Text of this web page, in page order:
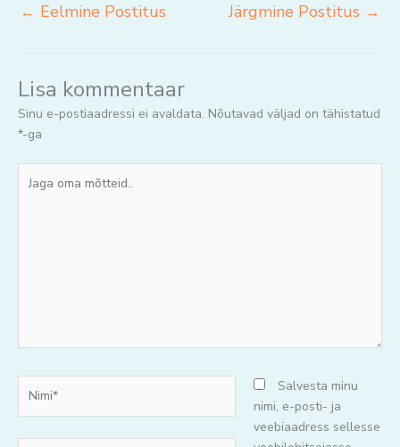
← Eelmine Postitus Järgmine Postitus →
Lisa kommentaar
Sinu e-postiaadressi ei avaldata. Nõutavad väljad on tähistatud
*-ga
oma
Salvesta minu
nimi, e-posti- ja
veebiaadress sellesse